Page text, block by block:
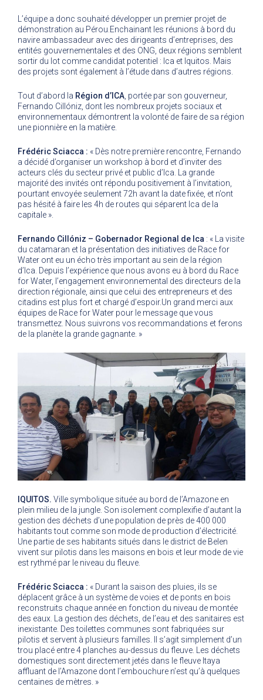
L’équipe a donc souhaité développer un premier projet de
démonstration au Pérou.Enchainant les réunions à bord du
navire ambassadeur avec des dirigeants d’entreprises, des
entités gouvernementales et des ONG, deux régions semblent
sortir du lot comme candidat potentiel : Ica et Iquitos. Mais
des projets sont également à l’étude dans d’autres régions.
Tout d’abord la Région d’ICA , portée par son gouverneur,
Fernando Cillóniz, dont les nombreux projets sociaux et
environnementaux démontrent la volonté de faire de sa région
une pionnière en la matière.
Frédéric Sciacca : « Dès notre première rencontre, Fernando
a décidé d’organiser un workshop à bord et d’inviter des
acteurs clés du secteur privé et public d’Ica. La grande
majorité des invités ont répondu positivement à l’invitation,
pourtant envoyée seulement 72h avant la date fixée, et n’ont
pas hésité à faire les 4h de routes qui séparent Ica de la
capitale ».
Fernando Cillóniz – Gobernador Regional de Ica : « La visite
du catamaran et la présentation des initiatives de Race for
Water ont eu un écho très important au sein de la région
d’Ica. Depuis l’expérience que nous avons eu à bord du Race
for Water, l’engagement environnemental des directeurs de la
direction régionale, ainsi que celui des entrepreneurs et des
citadins est plus fort et chargé d’espoir.Un grand merci aux
équipes de Race for Water pour le message que vous
transmettez. Nous suivrons vos recommandations et ferons
de la planète la grande gagnante. »
IQUITOS. Ville symbolique située au bord de l’Amazone en
plein milieu de la jungle. Son isolement complexifie d’autant la
gestion des déchets d’une population de près de 400 000
habitants tout comme son mode de production d’électricité.
Une partie de ses habitants situés dans le district de Belen
vivent sur pilotis dans les maisons en bois et leur mode de vie
est rythmé par le niveau du fleuve.
Frédéric Sciacca : « Durant la saison des pluies, ils se
déplacent grâce à un système de voies et de ponts en bois
reconstruits chaque année en fonction du niveau de montée
des eaux. La gestion des déchets, de l’eau et des sanitaires est
inexistante. Des toilettes communes sont fabriquées sur
pilotis et servent à plusieurs familles. Il s’agit simplement d’un
trou placé entre 4 planches au-dessus du fleuve. Les déchets
domestiques sont directement jetés dans le fleuve Itaya
affluant de l’Amazone dont l’embouchure n’est qu’à quelques
centaines de mètres. »